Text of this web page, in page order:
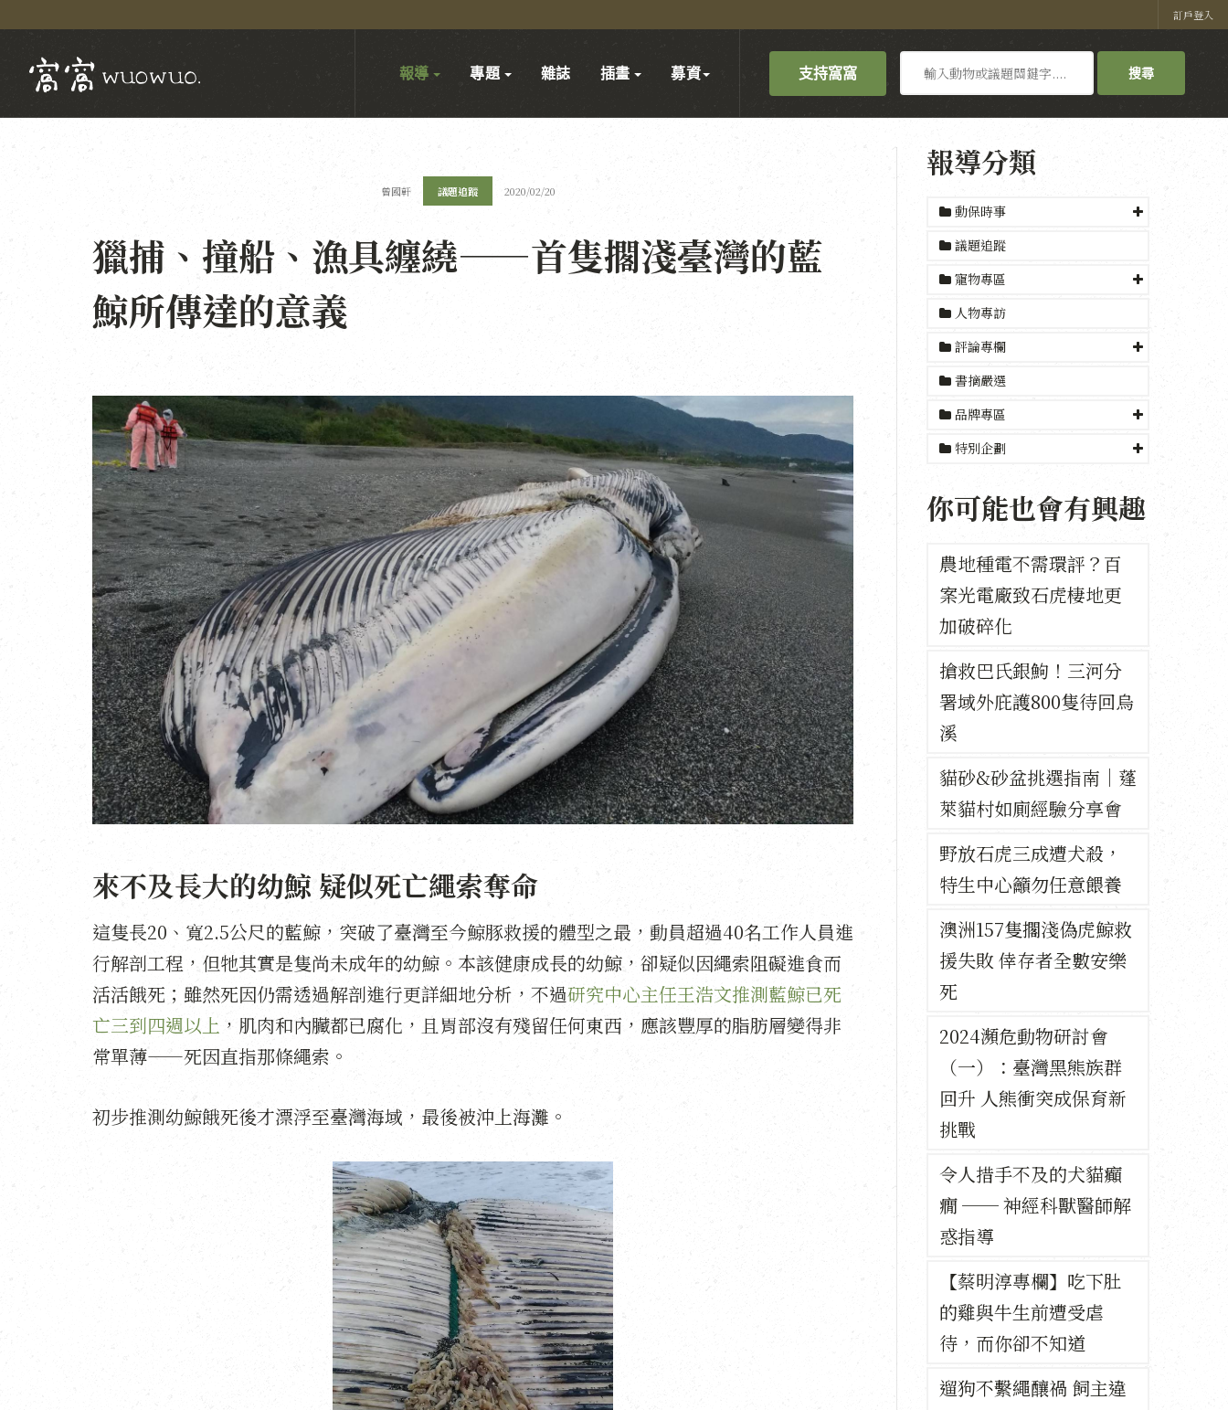
訂戶登入
支持窩窩
尋
搜尋
報導 專題 雜誌 插畫 募資
曾國軒 議題追蹤 2020/02/20
獵捕、撞船、漁具纏繞——首隻擱淺臺灣的藍
鯨所傳達的意義
來不及長大的幼鯨 疑似死亡繩索奪命
這隻長20、寬2.5公尺的藍鯨，突破了臺灣至今鯨豚救援的體型之最，動員超過40名工作人員進
行解剖工程，但牠其實是隻尚未成年的幼鯨。本該健康成長的幼鯨，卻疑似因繩索阻礙進食而
活活餓死；雖然死因仍需透過解剖進行更詳細地分析，不過研究中心主任王浩文推測藍鯨已死
亡三到四週以上 ，肌肉和內臟都已腐化，且胃部沒有殘留任何東西，應該豐厚的脂肪層變得非
常單薄——死因直指那條繩索。
初步推測幼鯨餓死後才漂浮至臺灣海域，最後被沖上海灘。
報導分類
動保時事
議題追蹤
寵物專區
人物專訪
評論專欄
書摘嚴選
品牌專區
特別企劃
你可能也會有興趣
農地種電不需環評？百
案光電廠致石虎棲地更
加破碎化
搶救巴氏銀鮈！三河分
署域外庇護800隻待回烏
溪
貓砂&砂盆挑選指南｜蓬
萊貓村如廁經驗分享會
野放石虎三成遭犬殺，
特生中心籲勿任意餵養
澳洲157隻擱淺偽虎鯨救
援失敗 倖存者全數安樂
死
2024瀕危動物研討會
（一）：臺灣黑熊族群
回升 人熊衝突成保育新
挑戰
令人措手不及的犬貓癲
癇 ── 神經科獸醫師解
惑指導
【蔡明淳專欄】吃下肚
的雞與牛生前遭受虐
待，而你卻不知道
遛狗不繫繩釀禍 飼主違